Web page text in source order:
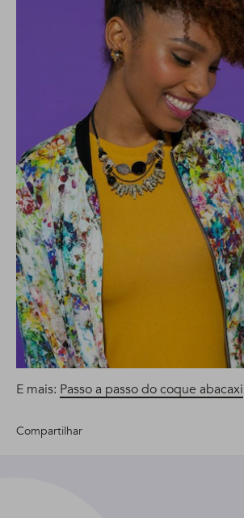
E mais: Passo a passo do coque abacaxi
Compartilhar